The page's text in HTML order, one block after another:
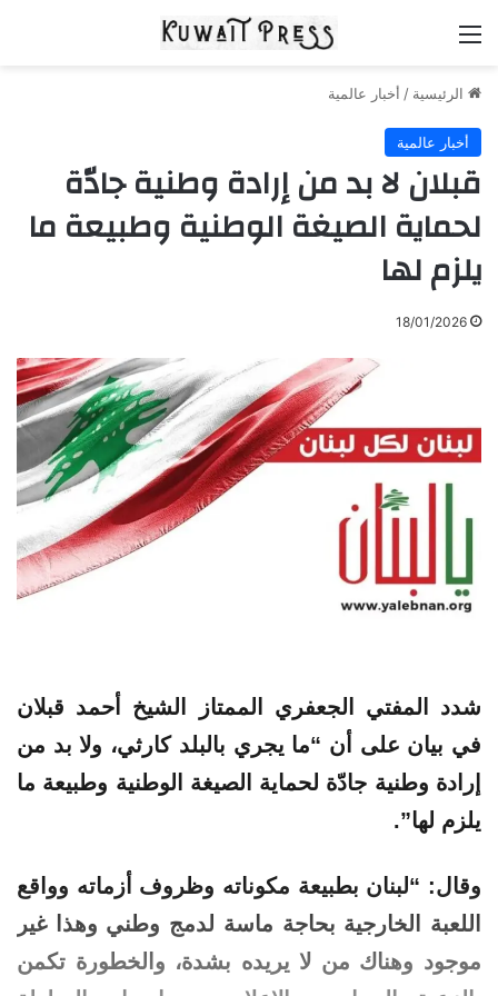
الرئيسية / أخبار عالمية
أخبار عالمية
قبلان لا بد من إرادة وطنية جادّة
لحماية الصيغة الوطنية وطبيعة ما
يلزم لها
18/01/2026
شدد المفتي الجعفري الممتاز الشيخ أحمد قبلان
في بيان على أن “ما يجري بالبلد كارثي، ولا بد من
إرادة وطنية جادّة لحماية الصيغة الوطنية وطبيعة ما
يلزم لها”.
وقال: “لبنان بطبيعة مكوناته وظروف أزماته وواقع
اللعبة الخارجية بحاجة ماسة لدمج وطني وهذا غير
موجود وهناك من لا يريده بشدة، والخطورة تكمن